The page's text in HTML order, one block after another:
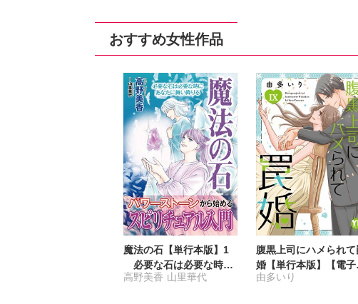
おすすめ女性作品
魔法の石【単行本版】1
必要な石は必要な時に
あなたに舞い降りる
高野美香 山里華代
腹黒上司にハメられて
婚【単行本版】【電子
店限定特典付き】9
由多いり